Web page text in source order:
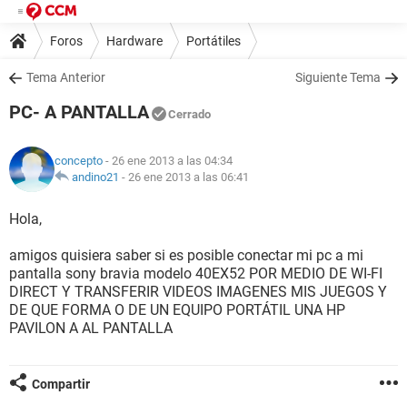
Foros Hardware Portátiles
Tema Anterior Siguiente Tema
PC- A PANTALLA Cerrado
concepto - 26 ene 2013 a las 04:34
andino21 - 26 ene 2013 a las 06:41
Hola,
amigos quisiera saber si es posible conectar mi pc a mi
pantalla sony bravia modelo 40EX52 POR MEDIO DE WI-FI
DIRECT Y TRANSFERIR VIDEOS IMAGENES MIS JUEGOS Y
DE QUE FORMA O DE UN EQUIPO PORTÁTIL UNA HP
PAVILON A AL PANTALLA
Compartir